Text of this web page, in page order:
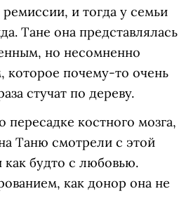
и тогда у семьи
Тане она представлялась
но несомненно
почему-то очень
стучат по дереву.
пересадке костного мозга,
Таню смотрели с этой
будто с любовью.
как донор она не